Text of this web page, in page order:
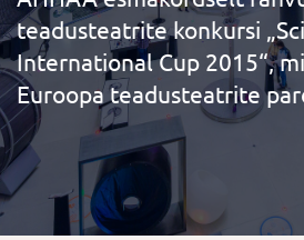
teadusteatrite konkursi
International Cup 2015“,
Euroopa teadusteatrite